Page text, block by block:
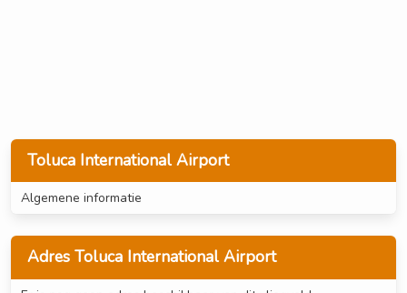
Toluca International Airport
Algemene informatie
Adres Toluca International Airport